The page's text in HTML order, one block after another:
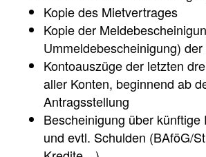
Kopie des Mietvertrages
Kopie der
Ummeldebescheinigung)
Kontoauszüge der letzten
aller Konten, beginnend ab
Antragsstellung
Bescheinigung über künftige
und evtl. Schulden (BAföG/